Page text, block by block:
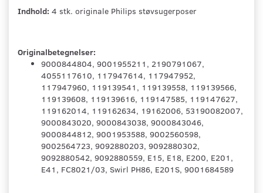
Indhold: 4 stk. originale Philips støvsugerposer
Originalbetegnelser:
9000844804, 9001955211, 2190791067,
4055117610, 117947614, 117947952,
117947960, 119139541, 119139558, 119139566,
119139608, 119139616, 119147585, 119147627,
119162014, 119162634, 19162006, 53190082007,
9000843020, 9000843038, 9000843046,
9000844812, 9001953588, 9002560598,
9002564723, 9092880203, 9092880302,
9092880542, 9092880559, E15, E18, E200, E201,
E41, FC8021/03, Swirl PH86, E201S, 9001684589